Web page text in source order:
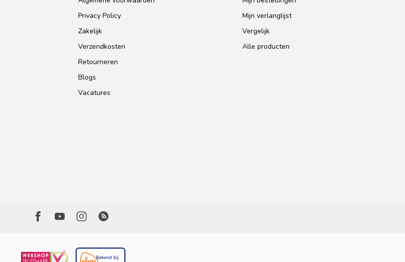
Privacy Policy
Zakelijk
Verzendkosten
Retourneren
Blogs
Vacatures
Mijn verlanglijst
Vergelijk
Alle producten